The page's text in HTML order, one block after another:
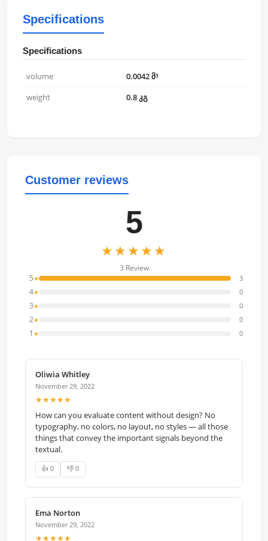
Specifications
Specifications
volume
0.0042 მ³
weight
0.8 კგ
Customer reviews
5
★★★★★
3 Review
5★ 3
4★ 0
3★ 0
2★ 0
1 ★ 0
Oliwia Whitley
November 29, 2022
★★★★★
How can you evaluate content without design? No
typography, no colors, no layout, no styles — all those
things that convey the important signals beyond the
textual.
👍 0 👎 0
Ema Norton
November 29, 2022
★★★★★